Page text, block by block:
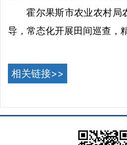
霍尔果斯市农业农村局
导，常态化开展田间巡查，
相关链接>>